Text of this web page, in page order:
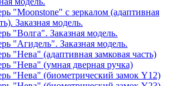
"Moonstone" с зеркалом (адаптивная
Заказная модель.
"Волга". Заказная модель.
"Агидель". Заказная модель.
"Нева" (адаптивная замковая часть)
"Нева" (умная дверная ручка)
"Нева" (биометрический замок Y12)